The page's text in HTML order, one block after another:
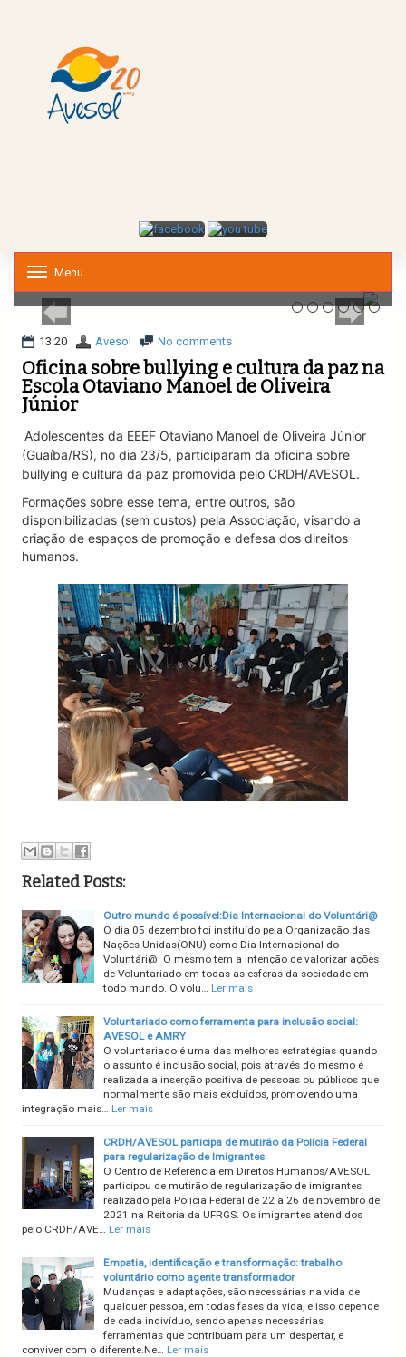
o
g
l
n
a
g
a
t
o
n
Menu
13:20 Avesol No comments
Oficina sobre bullying e cultura da paz na
Escola Otaviano Manoel de Oliveira
Júnior
Adolescentes da EEEF Otaviano Manoel de Oliveira Júnior
(Guaíba/RS), no dia 23/5, participaram da oficina sobre
bullying e cultura da paz promovida pelo CRDH/AVESOL.
Formações sobre esse tema, entre outros, são
disponibilizadas (sem custos) pela Associação, visando a
criação de espaços de promoção e defesa dos direitos
humanos.
Related Posts:
Outro mundo é possível:Dia Internacional do Voluntári@
O dia 05 dezembro foi instituído pela Organização das
Nações Unidas(ONU) como Dia Internacional do
Voluntári@. O mesmo tem a intenção de valorizar ações
de Voluntariado em todas as esferas da sociedade em
todo mundo. O volu…
Ler mais
Voluntariado como ferramenta para inclusão social:
AVESOL e AMRY
O voluntariado é uma das melhores estratégias quando
o assunto é inclusão social, pois através do mesmo é
realizada a inserção positiva de pessoas ou públicos que
normalmente são mais excluídos, promovendo uma
integração mais…
Ler mais
CRDH/AVESOL participa de mutirão da Polícia Federal
para regularização de Imigrantes
O Centro de Referência em Direitos Humanos/AVESOL
participou de mutirão de regularização de imigrantes
realizado pela Polícia Federal de 22 a 26 de novembro de
2021 na Reitoria da UFRGS. Os imigrantes atendidos
pelo CRDH/AVE…
Ler mais
Empatia, identificação e transformação: trabalho
voluntário como agente transformador
Mudanças e adaptações, são necessárias na vida de
qualquer pessoa, em todas fases da vida, e isso depende
de cada indivíduo, sendo apenas necessárias
ferramentas que contribuam para um despertar, e
conviver com o diferente.Ne…
Ler mais